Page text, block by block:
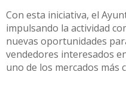
Con esta iniciativa, el
impulsando la actividad
nuevas oportunidades
vendedores interesados
uno de los mercados más